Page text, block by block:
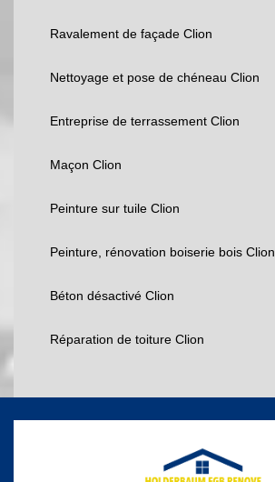
Ravalement de façade Clion
Nettoyage et pose de chéneau Clion
Entreprise de terrassement Clion
Maçon Clion
Peinture sur tuile Clion
Peinture, rénovation boiserie bois Clion
Béton désactivé Clion
Réparation de toiture Clion